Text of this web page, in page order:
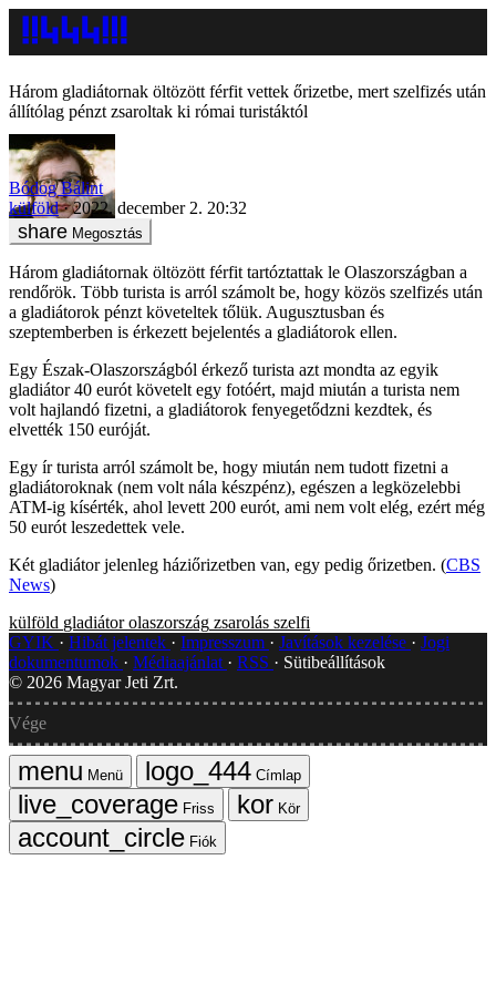
Három gladiátornak öltözött férfit vettek őrizetbe, mert szelfizés után
állítólag pénzt zsaroltak ki római turistáktól
Bódog Bálint
külföld
2022. december 2. 20:32
Megosztás
Három gladiátornak öltözött férfit tartóztattak le Olaszországban a
rendőrök. Több turista is arról számolt be, hogy közös szelfizés után
a gladiátorok pénzt követeltek tőlük. Augusztusban és
szeptemberben is érkezett bejelentés a gladiátorok ellen.
Egy Észak-Olaszországból érkező turista azt mondta az egyik
gladiátor 40 eurót követelt egy fotóért, majd miután a turista nem
volt hajlandó fizetni, a gladiátorok fenyegetődzni kezdtek, és
elvették 150 euróját.
Egy ír turista arról számolt be, hogy miután nem tudott fizetni a
gladiátoroknak (nem volt nála készpénz), egészen a legközelebbi
ATM-ig kísérték, ahol levett 200 eurót, ami nem volt elég, ezért még
50 eurót leszedettek vele.
Két gladiátor jelenleg háziőrizetben van, egy pedig őrizetben. (CBS
News)
külföld gladiátor olaszország zsarolás szelfi
GYIK
Hibát jelentek Impresszum Javítások kezelése
Jogi
dokumentumok
Médiaajánlat RSS
Sütibeállítások
© 2026 Magyar Jeti Zrt.
Vége
Menü
Címlap
Friss
Kör
Fiók